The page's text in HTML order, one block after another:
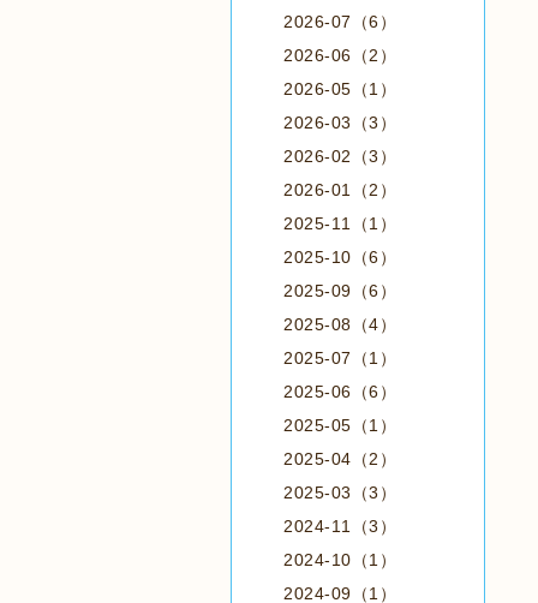
2026-07（6）
2026-06（2）
2026-05（1）
2026-03（3）
2026-02（3）
2026-01（2）
2025-11（1）
2025-10（6）
2025-09（6）
2025-08（4）
2025-07（1）
2025-06（6）
2025-05（1）
2025-04（2）
2025-03（3）
2024-11（3）
2024-10（1）
2024-09（1）